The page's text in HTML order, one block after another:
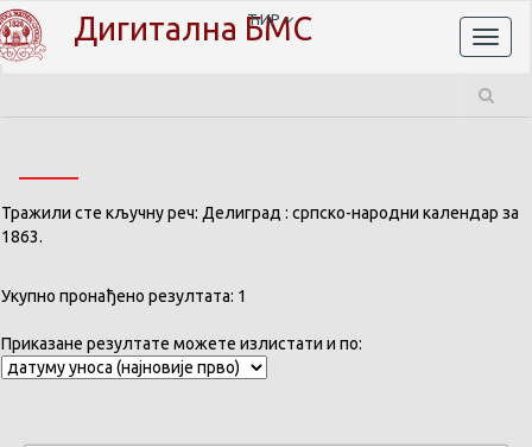
Дигитална БМС
ЋИР
Тражили сте кључну реч: Делиград : српско-народни календар за
1863.
Укупно пронађено резултата: 1
Приказане резултате можете излистати и по: